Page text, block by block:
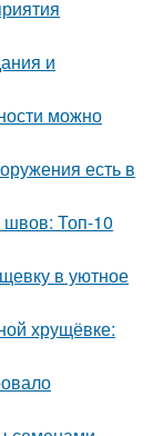
и
можно
есть в
Топ-10
в уютное
хрущёвке: